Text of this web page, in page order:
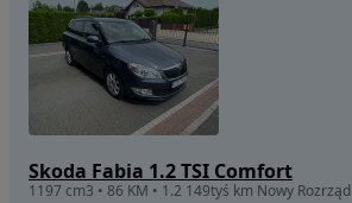
Skoda Fabia 1.2 TSI Comfort
1197 cm3 • 86 KM • 1.2 149tyś km Nowy Rozrząd